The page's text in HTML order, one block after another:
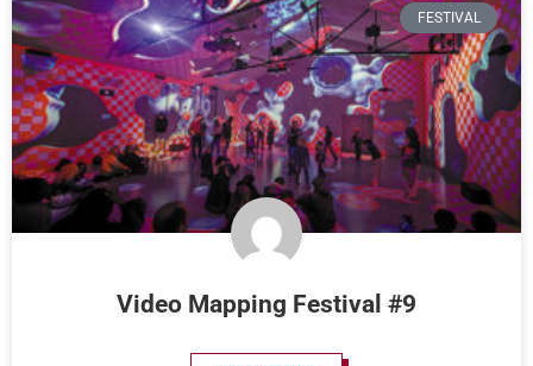
FESTIVAL
Video Mapping Festival #9